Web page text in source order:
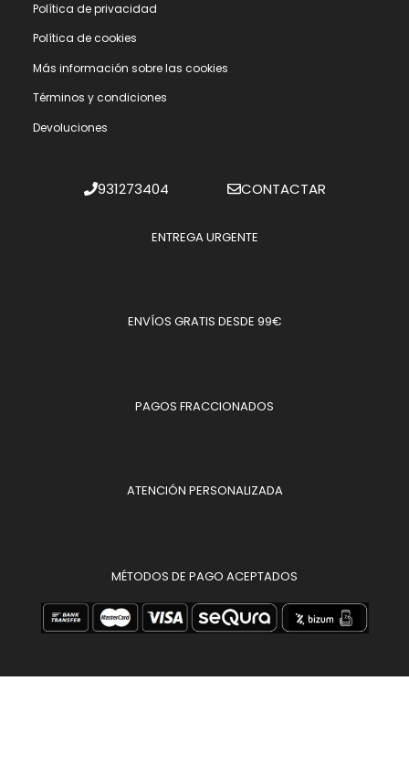
Polí­tica de privacidad
Polí­tica de cookies
Más información sobre las cookies
Términos y condiciones
Devoluciones
931273404 CONTACTAR
ENTREGA URGENTE
ENVÍOS GRATIS DESDE 99€
PAGOS FRACCIONADOS
ATENCIÓN PERSONALIZADA
MÉTODOS DE PAGO ACEPTADOS